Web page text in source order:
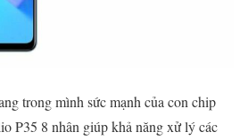
trong mình sức mạnh của con chip
P35 8 nhân giúp khả năng xử lý các